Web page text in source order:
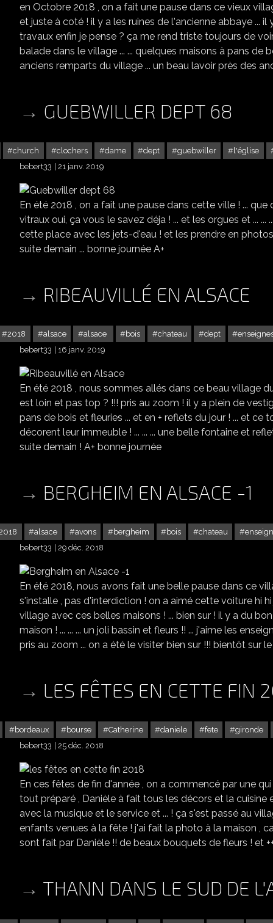
en Octobre 2018 , on a fait une pause dans ce vieux
et juste à coté ! il y a les ruines de l'ancienne abbaye ...
travaux enfin je pense ? ça me rend triste toujours de
balade dans le village ... ... quelques maisons à pans de
anciens remparts du village ... un beau lavoir près des
GUEBWILLER DEPT 68
church clochers dame dept guebwiller
l'église
bebert33
21 janv. 2019
En été 2018 , on a fait une pause dans cette ville ! ...
vitraux oui, ça vous le savez déja ! ... et les orgues et ... ...
cette place avec les jets-d'eau ! et les prendre en
suite demain ... bonne journée A+
RIBEAUVILLÉ EN ALSACE
2018 alsace alsace bois chateau dept
bebert33
16 janv. 2019
En été 2018 , nous sommes allés dans ce beau village
est loin et pas top ? !!! pris au zoom ! il y a plein de
pans de bois et fleuries ... et en + reflets du jour ! ... et
décorent leur immeuble ! ... ... ... une belle fontaine et
suite demain ! A+ bonne journée
BERGHEIM EN ALSACE -1
alsace avons bergheim bois chateau
bebert33
29 déc. 2018
En été 2018, nous avons fait une belle pause dans ce
s'installe , pas d'interdiction ! on a aimé cette voiture hi
village avec ces belles maisons ! ... bien sur ! il y a du
maison ! ... ... ... un joli bassin et fleurs !! ... j'aime les
pris au zoom ... on a été le visiter bien sur !!! bientôt sur le
LES FÊTES EN CETTE FIN
bordeaux bourse Catherine daniele fete
gironde
bebert33
25 déc. 2018
En ces fêtes de fin d'année , on a commencé par une
tout préparé , Danièle à fait tous les décors et la cuisine
avec la musique et le service et ... ! ça s'est passé au
enfants venues à la fête ! j'ai fait la photo à la maison ,
sont fait par Danièle !! de beaux bouquets de fleurs ! et
THANN DANS LE SUD DE